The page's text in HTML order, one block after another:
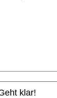
klar!
HGmbH